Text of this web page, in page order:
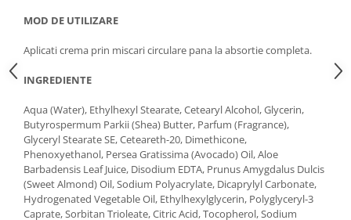
MOD DE UTILIZARE
Aplicati crema prin miscari circulare pana la absortie completa.
INGREDIENTE
Aqua (Water), Ethylhexyl Stearate, Cetearyl Alcohol, Glycerin,
Butyrospermum Parkii (Shea) Butter, Parfum (Fragrance),
Glyceryl Stearate SE, Ceteareth-20, Dimethicone,
Phenoxyethanol, Persea Gratissima (Avocado) Oil, Aloe
Barbadensis Leaf Juice, Disodium EDTA, Prunus Amygdalus Dulcis
(Sweet Almond) Oil, Sodium Polyacrylate, Dicaprylyl Carbonate,
Hydrogenated Vegetable Oil, Ethylhexylglycerin, Polyglyceryl-3
Caprate, Sorbitan Trioleate, Citric Acid, Tocopherol, Sodium